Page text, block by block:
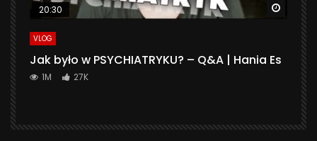
20:30
VLOG
Jak było w PSYCHIATRYKU? – Q&A | Hania Es
1M 27K